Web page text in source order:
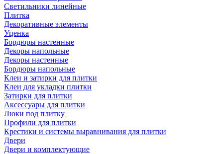
Светильники линейные
Плитка
Декоративные элементы
Уценка
Бордюры настенные
Декоры напольные
Декоры настенные
Бордюры напольные
Клеи и затирки для плитки
Клеи для укладки плитки
Затирки для плитки
Аксессуары для плитки
Люки под плитку
Профили для плитки
Крестики и системы выравнивания для плитки
Двери
Двери и комплектующие